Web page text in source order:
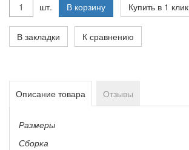
шт. В корзину Купить в 1 клик
В закладки К сравнению
Описание товара Отзывы
Размеры
Сборка